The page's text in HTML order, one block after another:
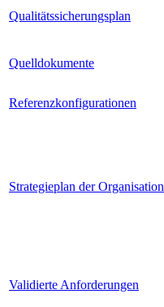
Qualitätssicherungsplan
Quelldokumente
Referenzkonfigurationen
Strategieplan der Organisation
Validierte Anforderungen